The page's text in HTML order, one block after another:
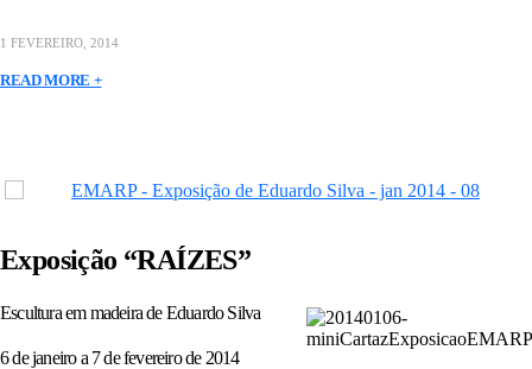
1 FEVEREIRO, 2014
READ MORE +
Exposição “RAÍZES”
Escultura em madeira de Eduardo Silva
6 de janeiro a 7 de fevereiro de 2014